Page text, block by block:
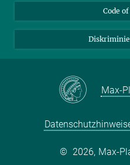
Code
Max-
© 2026, Max-